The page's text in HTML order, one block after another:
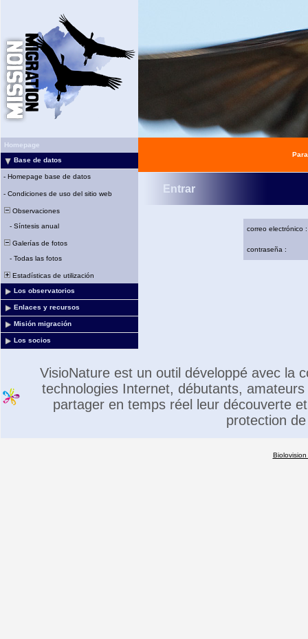
Homepage
Base de datos
- Homepage base de datos
- Condiciones de uso del sitio web
Observaciones
- Síntesis anual
Galerías de fotos
- Todas las fotos
Estadísticas de utilización
Los observatorios
Enlaces y recursos
Misión migración
Los socios
Entrar
correo electrónico :
contraseña :
VisioNature est un outil développé avec la
technologies Internet, débutants,
partager en temps réel leur découverte
protection
Biolovision